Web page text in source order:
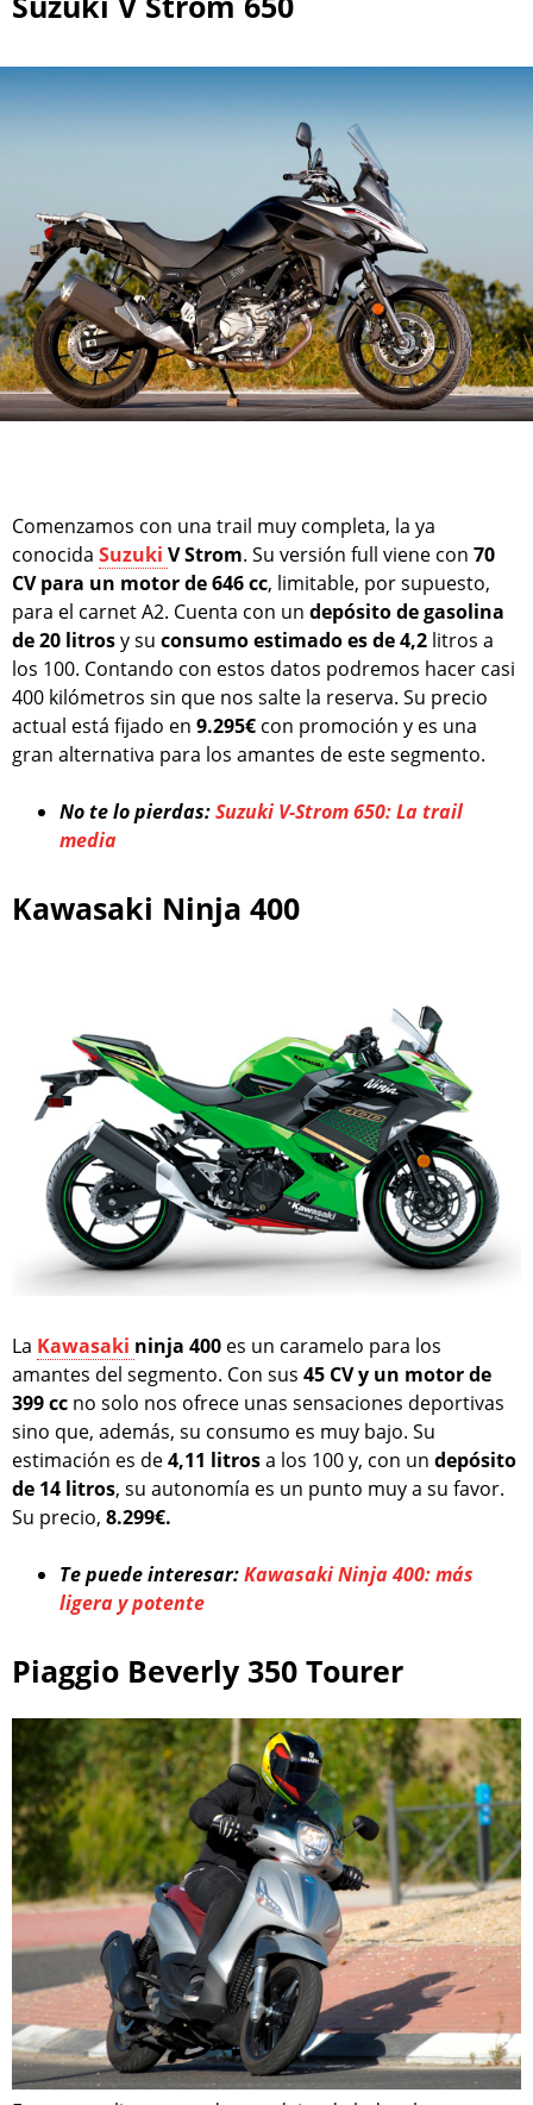
Comenzamos con una trail muy completa, la ya
conocida Suzuki V Strom. Su versión full viene con 70
CV para un motor de 646 cc, limitable, por supuesto,
para el carnet A2. Cuenta con un depósito de gasolina
de 20 litrosy su consumo estimado es de 4,2 litros a
los 100. Contando con estos datos podremos hacer casi
400 kilómetros sin que nos salte la reserva. Su precio
actual está fijado en 9.295€ con promoción y es una
gran alternativa para los amantes de este segmento.
No te lo pierdas:Suzuki V-Strom 650: La trail
media
Kawasaki Ninja 400
La Kawasaki ninja 400 es un caramelo para los
amantes del segmento. Con sus 45 CV y un motor de
399 cc no solo nos ofrece unas sensaciones deportivas
sino que, además, su consumo es muy bajo. Su
estimación es de4,11 litrosa los 100 y, con un depósito
de 14 litros, su autonomía es un punto muy a su favor.
Su precio, 8.299€.
Te puede interesar:Kawasaki Ninja 400: más
ligera y potente
Piaggio Beverly 350 Tourer